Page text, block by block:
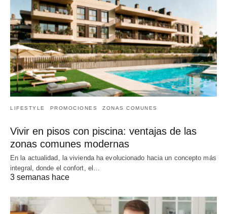
LIFESTYLE PROMOCIONES ZONAS COMUNES
Vivir en pisos con piscina: ventajas de las
zonas comunes modernas
En la actualidad, la vivienda ha evolucionado hacia un concepto más
integral, donde el confort, el…
3 semanas hace